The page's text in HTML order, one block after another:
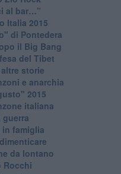
al bar…”
Italia 2015
di Pontedera
il Big Bang
del Tibet
storie
e anarchia
2015
italiana
famiglia
da lontano
Rocchi